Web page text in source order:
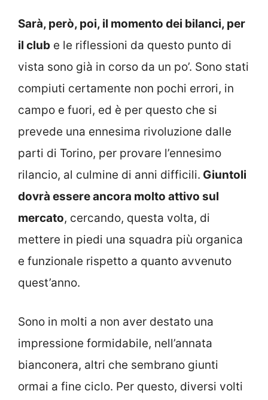
Sarà, però, poi, il momento dei bilanci, per
il club e le riflessioni da questo punto di
vista sono già in corso da un po’. Sono stati
compiuti certamente non pochi errori, in
campo e fuori, ed è per questo che si
prevede una ennesima rivoluzione dalle
parti di Torino, per provare l’ennesimo
rilancio, al culmine di anni difficili. Giuntoli
dovrà essere ancora molto attivo sul
mercato, cercando, questa volta, di
mettere in piedi una squadra più organica
e funzionale rispetto a quanto avvenuto
quest’anno.
Sono in molti a non aver destato una
impressione formidabile, nell’annata
bianconera, altri che sembrano giunti
ormai a fine ciclo. Per questo, diversi volti